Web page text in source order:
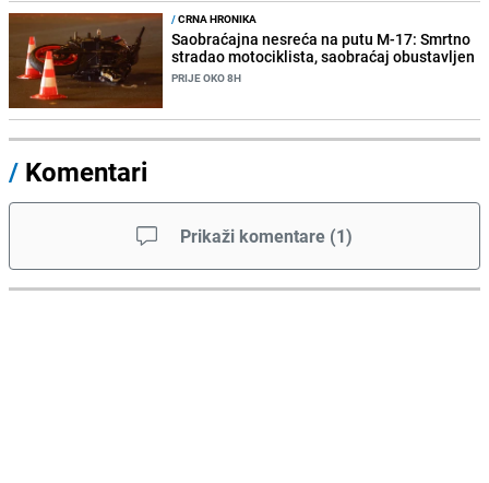
/CRNA HRONIKA
Saobraćajna nesreća na putu M-17: Smrtno
stradao motociklista, saobraćaj obustavljen
PRIJE OKO 8H
/ Komentari
Prikaži komentare (1)